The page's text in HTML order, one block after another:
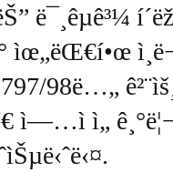
ë¯¸êµ­ê³¼
ìœ„ëŒ€í•œ
98ë…„
ì—…ì ì„